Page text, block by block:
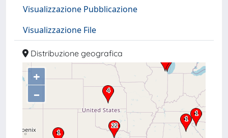
Visualizzazione Pubblicazione
Visualizzazione File
Distribuzione geografica
+
–